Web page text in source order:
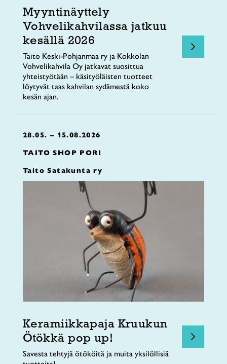
Myyntinäyttely
Vohvelikahvilassa jatkuu
kesällä 2026
Taito Keski-Pohjanmaa ry ja Kokkolan
Vohvelikahvila Oy jatkavat suosittua
yhteistyötään – käsityöläisten tuotteet
löytyvät taas kahvilan sydämestä koko
kesän ajan.
28.05. – 15.08.2026
TAITO SHOP PORI
Taito Satakunta ry
Keramiikkapaja Kruukun
Ötökkä pop up!
Savesta tehtyjä ötököitä ja muita yksilöllisiä